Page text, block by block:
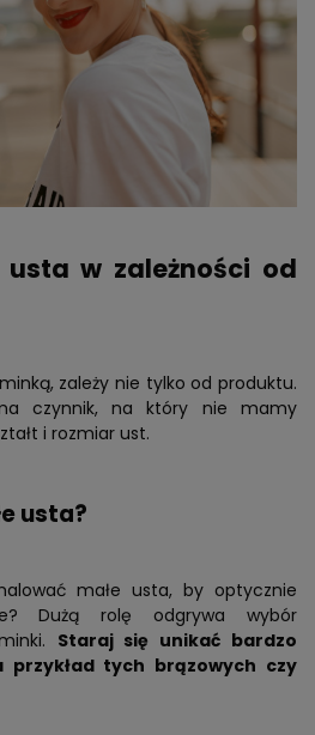
w zależności od
zależy nie tylko od produktu.
czynnik, na który nie mamy
i rozmiar ust.
usta?
małe usta, by optycznie
Dużą rolę odgrywa wybór
Staraj się unikać bardzo
przykład tych brązowych czy